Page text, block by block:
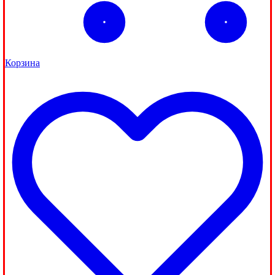
Корзина